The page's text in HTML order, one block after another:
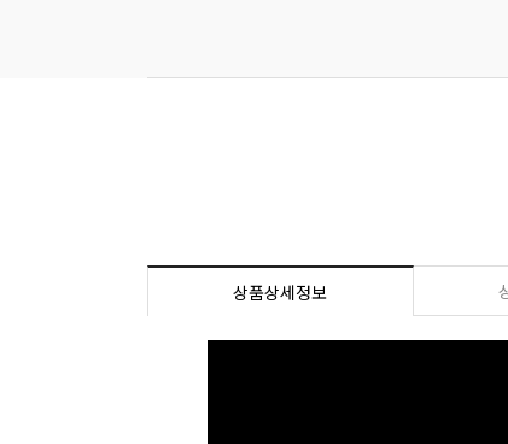
상품상세정보